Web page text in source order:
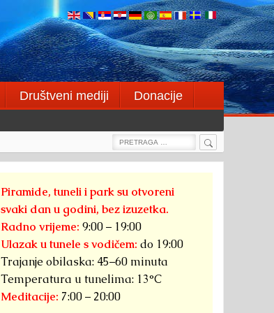
Društveni mediji
Donacije
Search
Search
Piramide, tuneli i park su otvoreni
svaki dan u godini, bez izuzetka.
Radno vrijeme: 9:00 – 19:00
Ulazak u tunele s vodičem: do 19:00
Trajanje obilaska: 45–60 minuta
Temperatura u tunelima: 13°C
Meditacije: 7:00 – 20:00